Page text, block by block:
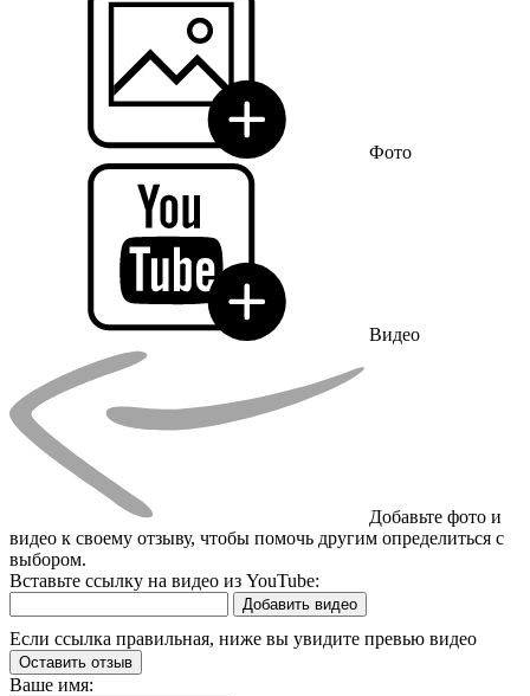
Фото
Видео
Добавьте фото и
видео к своему отзыву, чтобы помочь другим определиться с
выбором.
Вставьте ссылку на видео из YouTube:
Добавить видео
Если ссылка правильная, ниже вы увидите превью видео
Оставить отзыв
Ваше имя: